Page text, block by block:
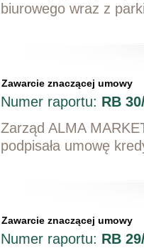
biurowego wraz z
Zawarcie znaczącej umowy
Numer raportu: RB
Zarząd ALMA
podpisała umowę
Zawarcie znaczącej umowy
Numer raportu: RB